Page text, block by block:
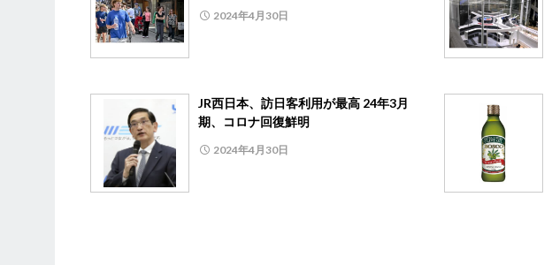
2024年4月30日
JR西日本、訪日客利用が最高 24年3月
期、コロナ回復鮮明
2024年4月30日